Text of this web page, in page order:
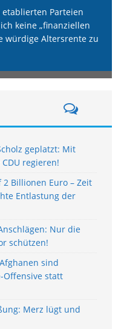
Parteien
keine „finanziellen
würdige Altersrente zu
geplatzt: Mit
regieren!
Billionen Euro – Zeit
Entlastung der
Nur die
schützen!
sind
Offensive statt
Merz lügt und